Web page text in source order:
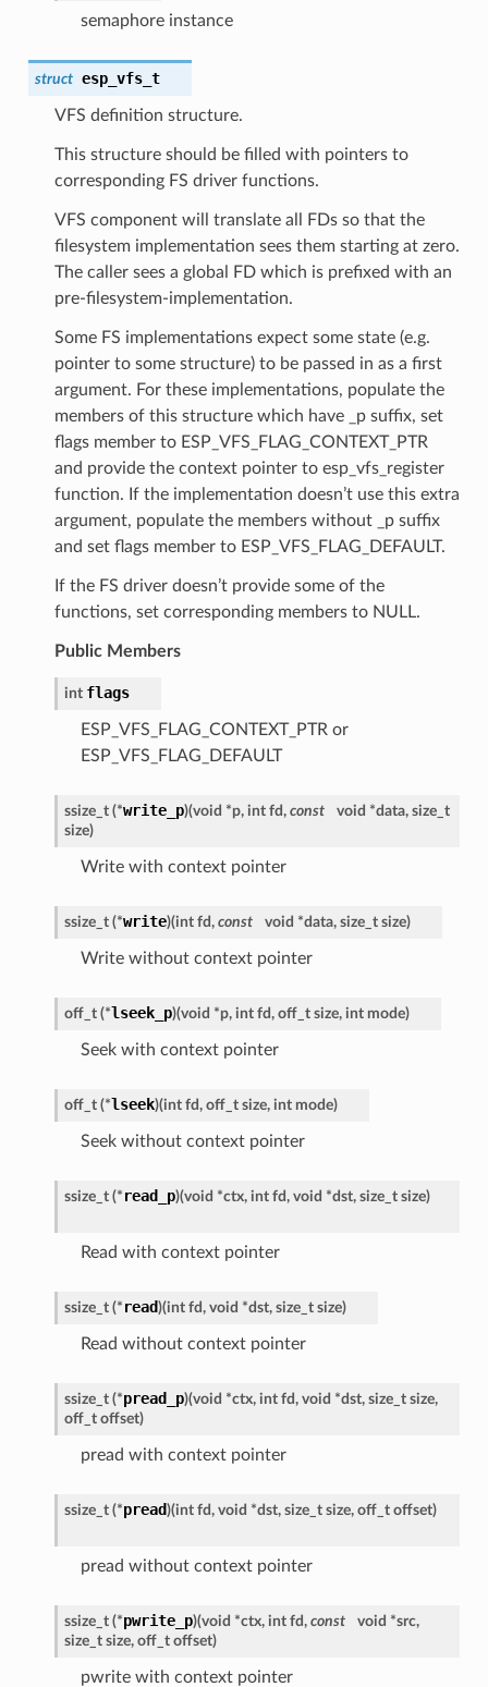
semaphore instance
struct esp_vfs_t
VFS definition structure.
This structure should be filled with pointers to
corresponding FS driver functions.
VFS component will translate all FDs so that the
filesystem implementation sees them starting at zero.
The caller sees a global FD which is prefixed with an
pre-filesystem-implementation.
Some FS implementations expect some state (e.g.
pointer to some structure) to be passed in as a first
argument. For these implementations, populate the
members of this structure which have _p suffix, set
flags member to ESP_VFS_FLAG_CONTEXT_PTR
and provide the context pointer to esp_vfs_register
function. If the implementation doesn’t use this extra
argument, populate the members without _p suffix
and set flags member to ESP_VFS_FLAG_DEFAULT.
If the FS driver doesn’t provide some of the
functions, set corresponding members to NULL.
Public Members
int flags
ESP_VFS_FLAG_CONTEXT_PTR or
ESP_VFS_FLAG_DEFAULT
ssize_t (*write_p)(void *p, int fd, const
void *data, size_t
size)
Write with context pointer
ssize_t (*write)(int fd, const void *data, size_t size)
Write without context pointer
off_t (*lseek_p)(void *p, int fd, off_t size, int mode)
Seek with context pointer
off_t (*lseek)(int fd, off_t size, int mode)
Seek without context pointer
ssize_t (* read_p)(void *ctx, int fd, void *dst, size_t size)
Read with context pointer
ssize_t (* read)(int fd, void *dst, size_t size)
Read without context pointer
ssize_t (*pread_p)(void *ctx, int fd, void *dst, size_t size,
off_t offset)
pread with context pointer
ssize_t (*pread)(int fd, void *dst, size_t size, off_t offset)
pread without context pointer
ssize_t (*pwrite_p)(void *ctx, int fd, const
void *src,
size_t size, off_t offset)
pwrite with context pointer